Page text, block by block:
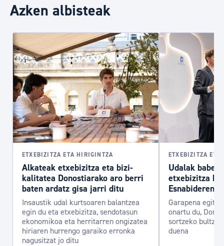
Azken albisteak
ETXEBIZITZA ETA HIRIGINTZA
Alkateak etxebizitza eta bizi-
kalitatea Donostiarako aro berri
baten ardatz gisa jarri ditu
Insaustik udal kurtsoaren balantzea
egin du eta etxebizitza, sendotasun
ekonomikoa eta herritarren ongizatea
hiriaren hurrengo garaiko erronka
nagusitzat jo ditu
ETXEBIZITZA
Udalak
etxebizitza
Esnabideren
Garapena
onartu du,
sortzeko
duena